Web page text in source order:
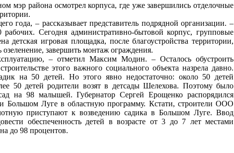
мэр района осмотрел корпуса, где уже завершились отделочные
года, – рассказывает представитель подрядной организации. –
Сегодня административно-бытовой корпус, групповые
детская игровая площадка, после благоустройства территории,
озеленение, завершить монтаж ограждения.
– отметил Максим Модин. – Осталось обустроить
этого важного социального объекта назрела давно.
на 50 детей. Но этого явно недостаточно: около 50 детей
50 детей родители возят в детсады Шелехова. Поэтому было
на 98 малышей. Губернатор Сергей Ерощенко распорядился
Большом Луге в областную программу. Кстати, строители ООО
приступают к возведению садика в Большом Луге. Ввод
обеспеченность детей в возрасте от 3 до 7 лет местами
до 98 процентов.